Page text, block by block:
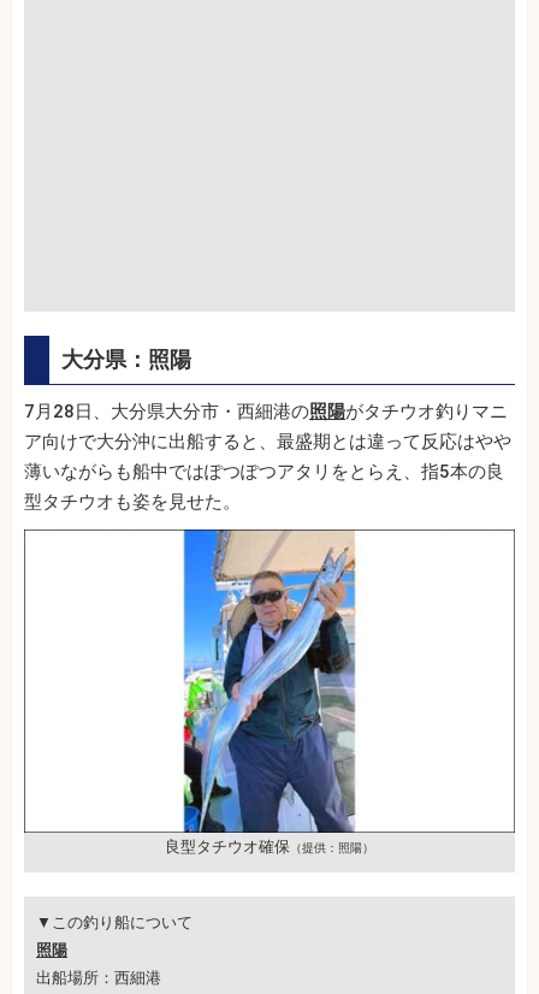
大分県：照陽
7月28日、大分県大分市・西細港の照陽がタチウオ釣りマニ
ア向けで大分沖に出船すると、最盛期とは違って反応はやや
薄いながらも船中ではぽつぽつアタリをとらえ、指5本の良
型タチウオも姿を見せた。
良型タチウオ確保 （提供：照陽）
▼この釣り船について
照陽
出船場所：西細港